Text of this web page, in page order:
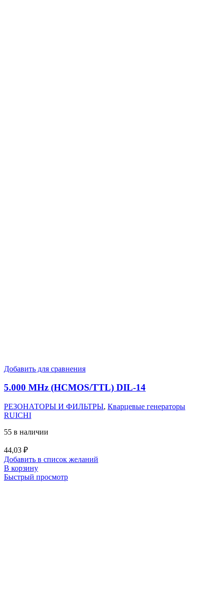
Добавить для сравнения
5.000 MHz (HCMOS/TTL) DIL-14
РЕЗОНАТОРЫ И ФИЛЬТРЫ, Кварцевые генераторы
RUICHI
55 в наличии
44,03 ₽
Добавить в список желаний
В корзину
Быстрый просмотр